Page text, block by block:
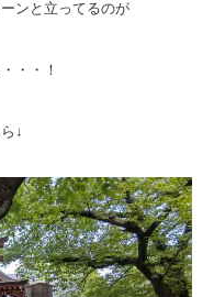
ンと立ってるのが
・・！
↓